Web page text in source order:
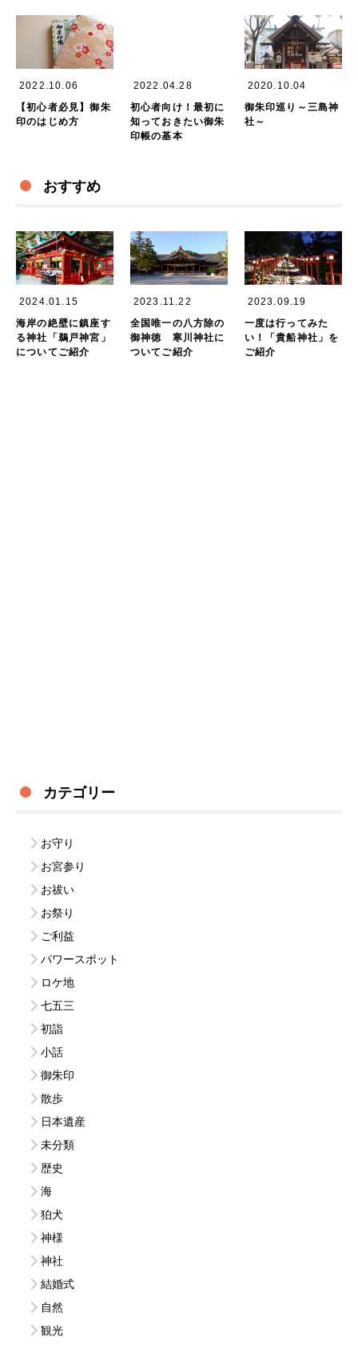
【初心者必見】御朱
印のはじめ方
2022.10.06
初心者向け！最初に
知っておきたい御朱
印帳の基本
2022.04.28
御朱印巡り～三島神
社～
2020.10.04
おすすめ
海岸の絶壁に鎮座す
る神社「鵜戸神宮」
についてご紹介
2024.01.15
全国唯一の八方除の
御神徳 寒川神社に
ついてご紹介
2023.11.22
一度は行ってみた
い！「貴船神社」を
ご紹介
2023.09.19
カテゴリー
お守り
お宮参り
お祓い
お祭り
ご利益
パワースポット
ロケ地
七五三
初詣
小話
御朱印
散歩
日本遺産
未分類
歴史
海
狛犬
神様
神社
結婚式
自然
観光